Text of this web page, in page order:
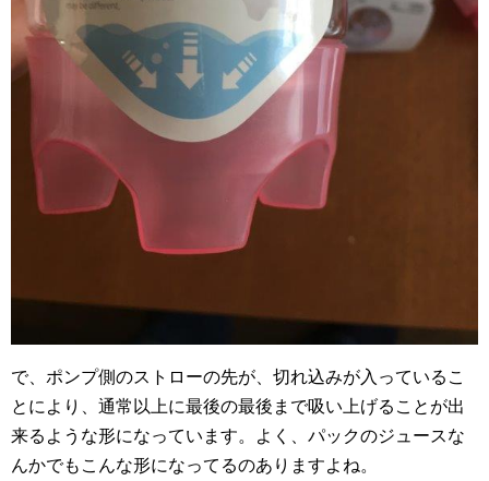
で、ポンプ側のストローの先が、切れ込みが入っているこ
とにより、通常以上に最後の最後まで吸い上げることが出
来るような形になっています。よく、パックのジュースな
んかでもこんな形になってるのありますよね。